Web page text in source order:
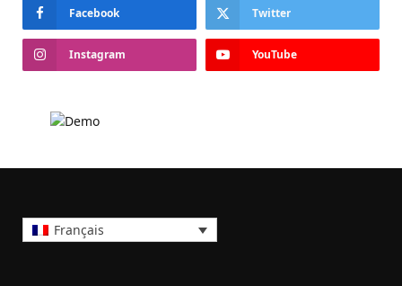
Facebook Twitter
Instagram YouTube
Français